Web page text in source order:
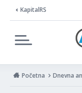
KapitalRS
Početna Dnevna